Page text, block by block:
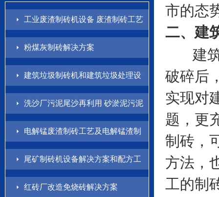
工业废渣制砖机设备 废渣制砖工艺
配方
粉煤灰制砖解决方案
建筑垃圾制砖机和建筑垃圾处理设
备解决方案
洗沙厂污泥尾沙再利用 砂淤泥污泥
制砖方案
电解锰废渣制砖工艺及电解锰渣制
砖机设备介绍
尾矿制砖机设备解决方案和配方工
艺
红砖厂改造免烧砖解决方案
市的态
二、建
建筑
破碎后
实现对
题，更
制砖，
方法，
工的制